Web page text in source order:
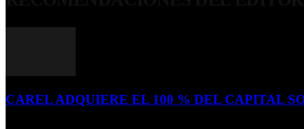
CAREL ADQUIERE EL 100 % DEL CAPITAL